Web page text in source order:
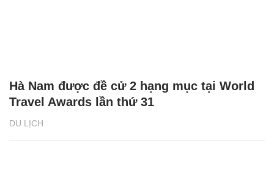
DU LỊCH
Hà Nam được đề cử 2 hạng mục tại World
Travel Awards lần thứ 31